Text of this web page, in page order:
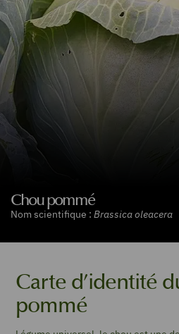
Chou pommé
Nom scientifique : Brassica oleacera
Carte d’identité
pommé